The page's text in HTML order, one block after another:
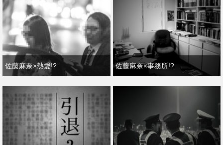
佐藤麻奈×熱愛!? 佐藤麻奈×事務所!?